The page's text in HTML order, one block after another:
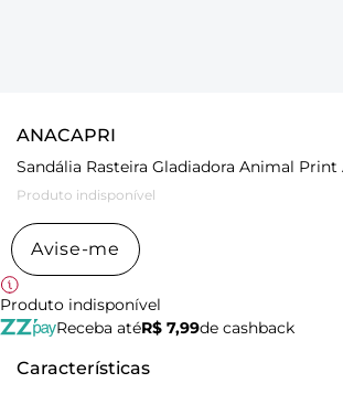
ANACAPRI
Sandália Rasteira Gladiadora Animal Print
Produto indisponível
Avise-me
Produto indisponível
Receba atéR$ 7,99de cashback
Características